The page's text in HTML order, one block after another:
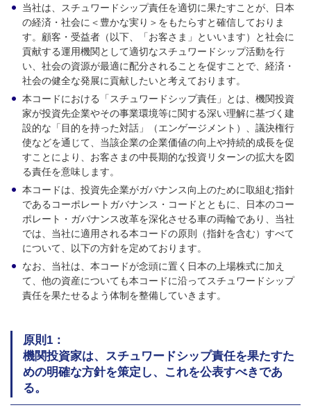
当社は、スチュワードシップ責任を適切に果たすことが、日本
の経済・社会に＜豊かな実り＞をもたらすと確信しておりま
す。顧客・受益者（以下、「お客さま」といいます）と社会に
貢献する運用機関として適切なスチュワードシップ活動を行
い、社会の資源が最適に配分されることを促すことで、経済・
社会の健全な発展に貢献したいと考えております。
本コードにおける「スチュワードシップ責任」とは、機関投資
家が投資先企業やその事業環境等に関する深い理解に基づく建
設的な「目的を持った対話」（エンゲージメント）、議決権行
使などを通じて、当該企業の企業価値の向上や持続的成長を促
すことにより、お客さまの中長期的な投資リターンの拡大を図
る責任を意味します。
本コードは、投資先企業がガバナンス向上のために取組む指針
であるコーポレートガバナンス・コードとともに、日本のコー
ポレート・ガバナンス改革を深化させる車の両輪であり、当社
では、当社に適用される本コードの原則（指針を含む）すべて
について、以下の方針を定めております。
なお、当社は、本コードが念頭に置く日本の上場株式に加え
て、他の資産についても本コードに沿ってスチュワードシップ
責任を果たせるよう体制を整備していきます。
原則1：
機関投資家は、スチュワードシップ責任を果たすた
めの明確な方針を策定し、これを公表すべきであ
る。